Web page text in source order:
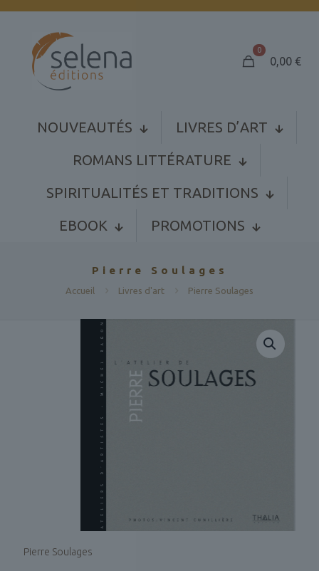
0
0,00€
NOUVEAUTÉS
LIVRES D’ART
ROMANS LITTÉRATURE
SPIRITUALITÉS ET TRADITIONS
EBOOK
PROMOTIONS
Pierre Soulages
Accueil Livres d'art Pierre Soulages
Pierre Soulages